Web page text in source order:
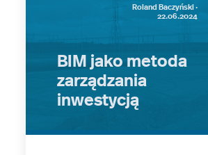
Roland Baczyński ·
22.06.2024
BIM jako metoda
zarządzania
inwestycją